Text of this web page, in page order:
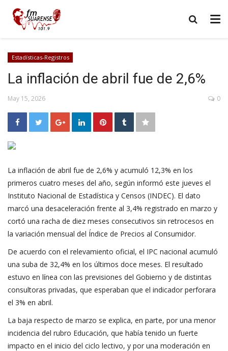
Estadísticas-Registros
La inflación de abril fue de 2,6%
May 15, 2026 0
La inflación de abril fue de 2,6% y acumuló 12,3% en los
primeros cuatro meses del año, según informó este jueves el
Instituto Nacional de Estadística y Censos (INDEC). El dato
marcó una desaceleración frente al 3,4% registrado en marzo y
cortó una racha de diez meses consecutivos sin retrocesos en
la variación mensual del Índice de Precios al Consumidor.
De acuerdo con el relevamiento oficial, el IPC nacional acumuló
una suba de 32,4% en los últimos doce meses. El resultado
estuvo en línea con las previsiones del Gobierno y de distintas
consultoras privadas, que esperaban que el indicador perforara
el 3% en abril.
La baja respecto de marzo se explica, en parte, por una menor
incidencia del rubro Educación, que había tenido un fuerte
impacto en el inicio del ciclo lectivo, y por una moderación en